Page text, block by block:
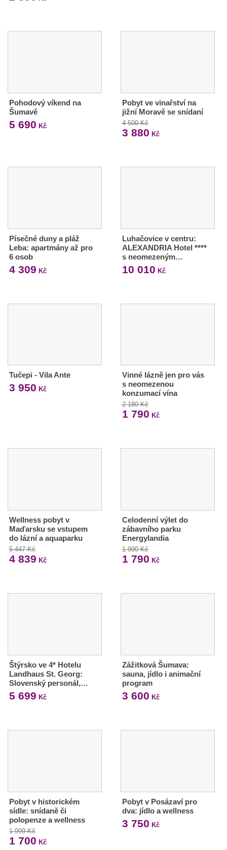
Pohodový víkend na
Šumavě
5 690 Kč
Pobyt ve vinařství na
jižní Moravě se snídaní
4 500 Kč
3 880 Kč
Písečné duny a pláž
Leba: apartmány až pro
6 osob
4 309 Kč
Luhačovice v centru:
ALEXANDRIA Hotel ****
s neomezeným…
10 010 Kč
Tučepi - Vila Ante
3 950 Kč
Vinné lázně jen pro vás
s neomezenou
konzumací vína
2 180 Kč
1 790 Kč
Wellness pobyt v
Maďarsku se vstupem
do lázní a aquaparku
5 447 Kč
4 839 Kč
Celodenní výlet do
zábavního parku
Energylandia
1 990 Kč
1 790 Kč
Štýrsko ve 4* Hotelu
Landhaus St. Georg:
Slovenský personál,…
5 699 Kč
Zážitková Šumava:
sauna, jídlo i animační
program
3 600 Kč
Pobyt v historickém
sídle: snídaně či
polopenze a wellness
1 999 Kč
1 700 Kč
Pobyt v Posázaví pro
dva: jídlo a wellness
3 750 Kč